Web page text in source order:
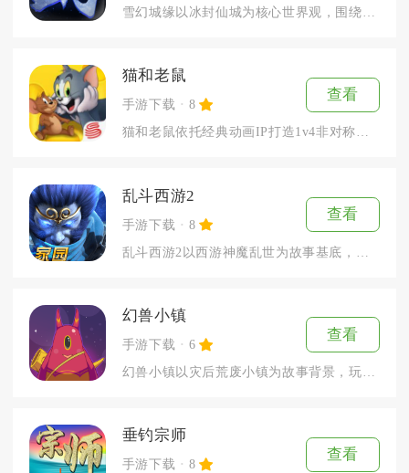
猫和老鼠
手游下载 8
查看
乱斗西游2
手游下载 8
查看
幻兽小镇
手游下载 6
查看
垂钓宗师
手游下载 8
查看